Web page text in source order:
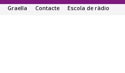
Graella Contacte Escola de ràdio